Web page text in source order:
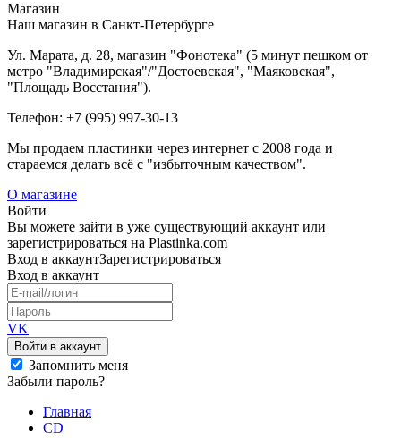
Магазин
Наш магазин в Санкт-Петербурге
Ул. Марата, д. 28, магазин "Фонотека" (5 минут пешком от
метро "Владимирская"/"Достоевская", "Маяковская",
"Площадь Восстания").
Телефон: +7 (995) 997-30-13
Мы продаем пластинки через интернет c 2008 года и
стараемся делать всё с "избыточным качеством".
О магазине
Войти
Вы можете зайти в уже существующий аккаунт или
зарегистрироваться на Plastinka.com
Вход в аккаунтЗарегистрироваться
Вход в аккаунт
VK
Войти в аккаунт
Запомнить меня
Забыли пароль?
Главная
CD